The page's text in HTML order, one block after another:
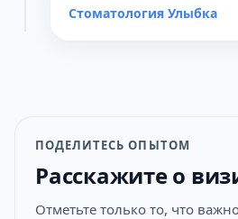
Стоматология Улыбка
ПОДЕЛИТЕСЬ ОПЫТОМ
Расскажите о
Отметьте только то, что